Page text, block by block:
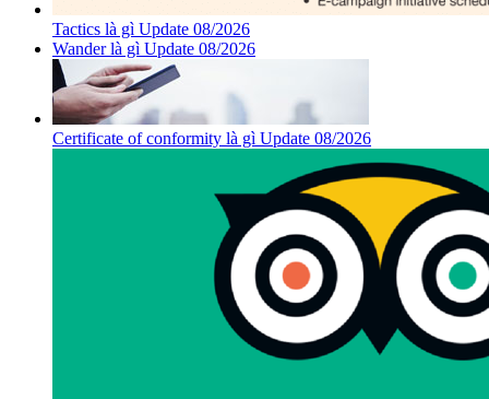
Tactics là gì Update 08/2026
Wander là gì Update 08/2026
Certificate of conformity là gì Update 08/2026